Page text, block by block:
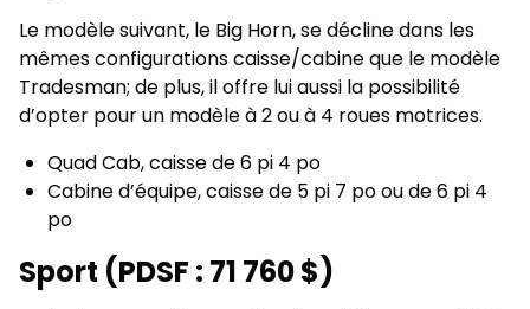
Le modèle suivant, le Big Horn, se décline dans les
mêmes configurations caisse/cabine que le modèle
Tradesman; de plus, il offre lui aussi la possibilité
d’opter pour un modèle à 2 ou à 4 roues motrices.
Quad Cab, caisse de 6 pi 4 po
Cabine d’équipe, caisse de 5 pi 7 po ou de 6 pi 4
po
Sport (PDSF : 71 760 $)